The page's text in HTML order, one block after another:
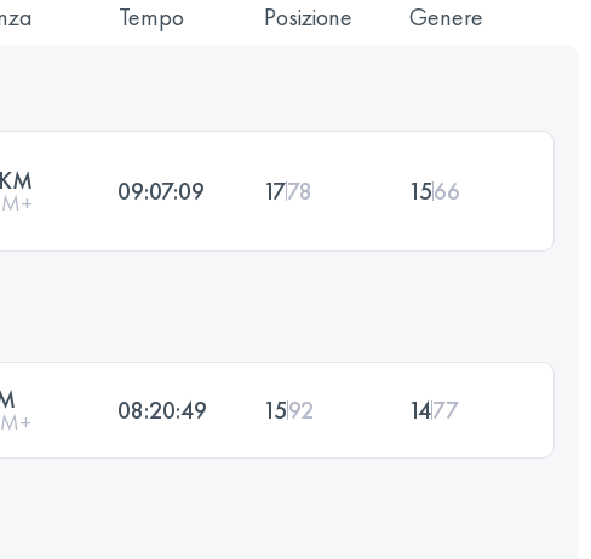
Tempo Posizione Genere
09:07:09 1778 1566
08:20:49 1592 1477